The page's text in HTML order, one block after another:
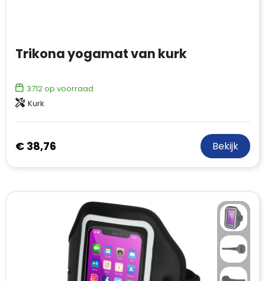
Trikona yogamat van kurk
3712op voorraad
Kurk
€ 38,76 Bekijk